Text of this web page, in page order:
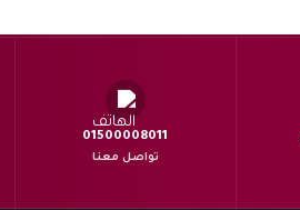
01500008011
تواصل معنا